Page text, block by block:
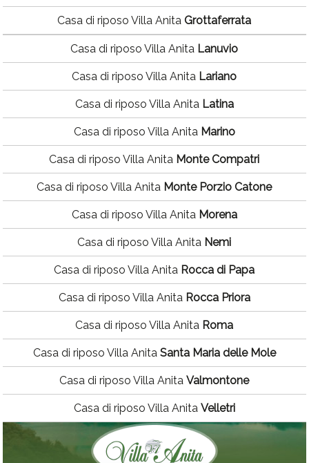
Casa di riposo Villa AnitaGrottaferrata
Casa di riposo Villa Anita Lanuvio
Casa di riposo Villa Anita Lariano
Casa di riposo Villa Anita Latina
Casa di riposo Villa Anita Marino
Casa di riposo Villa Anita Monte Compatri
Casa di riposo Villa Anita Monte Porzio Catone
Casa di riposo Villa Anita Morena
Casa di riposo Villa Anita Nemi
Casa di riposo Villa Anita Rocca di Papa
Casa di riposo Villa Anita Rocca Priora
Casa di riposo Villa Anita Roma
Casa di riposo Villa Anita Santa Maria delle Mole
Casa di riposo Villa AnitaValmontone
Casa di riposo Villa Anita Velletri